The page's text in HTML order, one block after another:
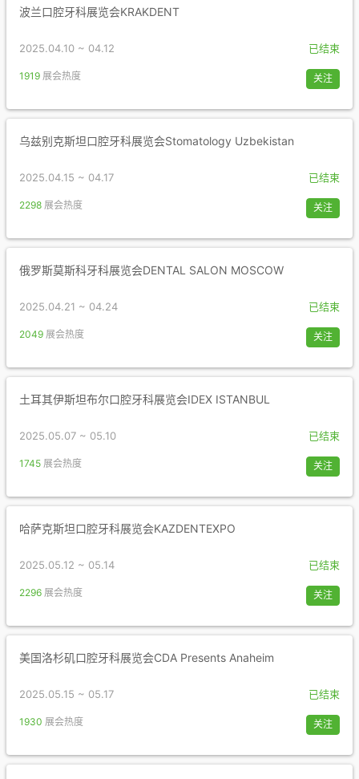
波兰口腔牙科展览会KRAKDENT
2025.04.10 ~ 04.12 已结束
1919 展会热度 关注
乌兹别克斯坦口腔牙科展览会Stomatology Uzbekistan
2025.04.15 ~ 04.17 已结束
2298 展会热度 关注
俄罗斯莫斯科牙科展览会DENTAL SALON MOSCOW
2025.04.21 ~ 04.24 已结束
2049 展会热度 关注
土耳其伊斯坦布尔口腔牙科展览会IDEX ISTANBUL
2025.05.07 ~ 05.10 已结束
1745 展会热度 关注
哈萨克斯坦口腔牙科展览会KAZDENTEXPO
2025.05.12 ~ 05.14 已结束
2296 展会热度 关注
美国洛杉矶口腔牙科展览会CDA Presents Anaheim
2025.05.15 ~ 05.17 已结束
1930 展会热度 关注